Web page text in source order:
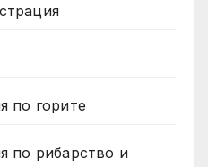
по горите
по рибарство и